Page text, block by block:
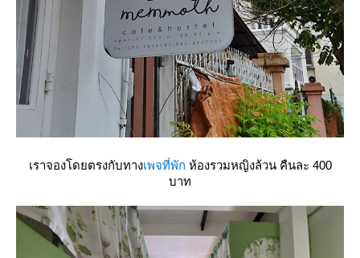
เราจองโดยตรงกับทางเพจที่พัก ห้องรวมหญิงล้วน คืนละ 400
บาท